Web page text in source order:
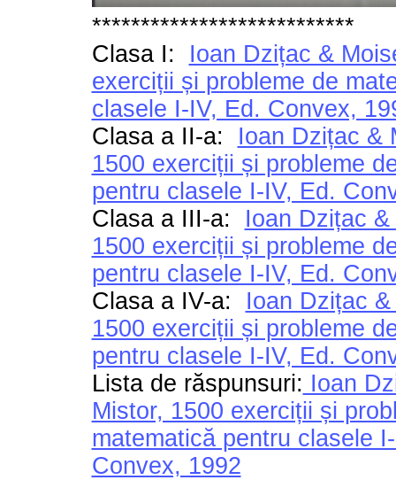
***************************
Clasa I: Ioan Dzițac &
exerciții și probleme de
clasele I-IV, Ed. Convex,
Clasa a II-a: Ioan Dzițac &
1500 exerciții și probleme
pentru clasele I-IV, Ed.
Clasa a III-a: Ioan Dzițac
1500 exerciții și probleme
pentru clasele I-IV, Ed.
Clasa a IV-a: Ioan Dzițac
1500 exerciții și probleme
pentru clasele I-IV, Ed.
Lista de răspunsuri: Ioan
Mistor, 1500 exerciții și
matematică pentru clasele
Convex, 1992